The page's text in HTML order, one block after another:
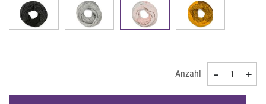
Anzahl